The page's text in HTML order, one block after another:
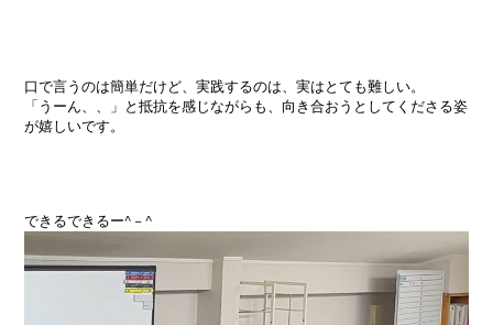
口で言うのは簡単だけど、実践するのは、実はとても難しい。
「うーん、、」と抵抗を感じながらも、向き合おうとしてくださる姿
が嬉しいです。
できるできるー^ – ^